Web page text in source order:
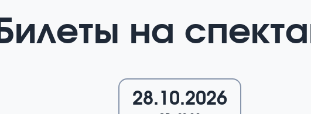
Билеты на
28.10.2026